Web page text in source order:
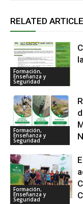
RELATED
Formación,
Enseñanza y
Seguridad
Formación,
Enseñanza y
Seguridad
Formación,
Enseñanza y
Seguridad